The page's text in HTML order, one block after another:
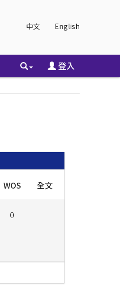
中文 English
登入
WOS 全文
0